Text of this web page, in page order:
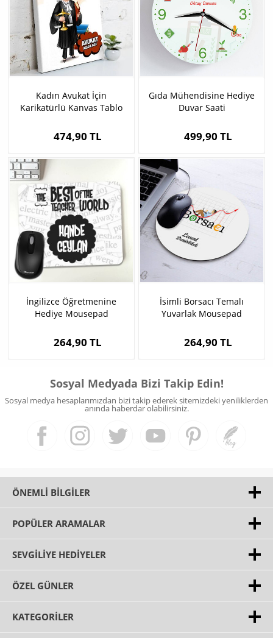
Kadın Avukat İçin
Karikatürlü Kanvas Tablo
474,90 TL
Gıda Mühendisine Hediye
Duvar Saati
499,90 TL
İngilizce Öğretmenine
Hediye Mousepad
264,90 TL
İsimli Borsacı Temalı
Yuvarlak Mousepad
264,90 TL
Sosyal Medyada Bizi Takip Edin!
Sosyal medya hesaplarımızdan bizi takip ederek sitemizdeki yeniliklerden
anında haberdar olabilirsiniz.
ÖNEMLI BILGILER
POPÜLER ARAMALAR
SEVGILIYE HEDIYELER
ÖZEL GÜNLER
KATEGORILER